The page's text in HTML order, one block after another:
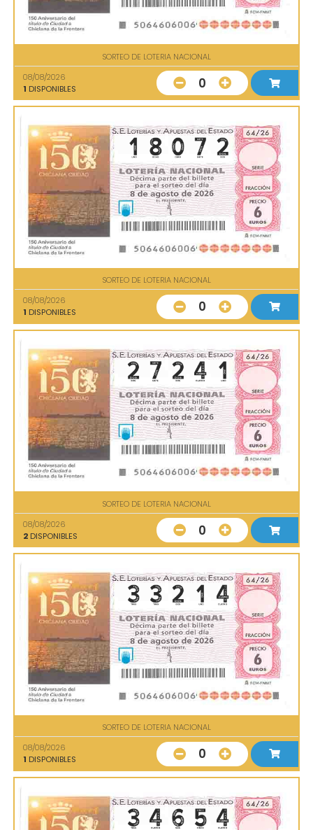
SORTEO DE LOTERIA NACIONAL
08/08/2026
1 DISPONIBLES 0
SORTEO DE LOTERIA NACIONAL
08/08/2026
1 DISPONIBLES 0
SORTEO DE LOTERIA NACIONAL
08/08/2026
2 DISPONIBLES 0
SORTEO DE LOTERIA NACIONAL
08/08/2026
1 DISPONIBLES 0